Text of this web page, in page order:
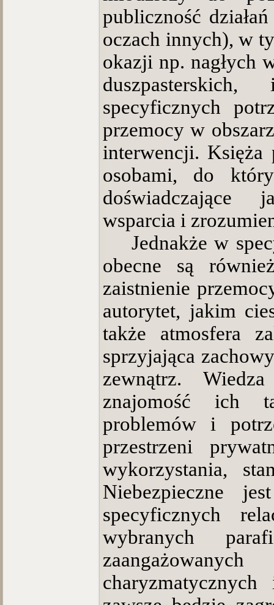
publiczność
oczach innych), w
okazji np. nagłych
specyficznych
przemocy w
interwencji. Księża
osobami, do
doświadczające
wsparcia i
Jednakże w
obecne są
zaistnienie
autorytet, jakim
także atmosfera
sprzyjająca
zewnątrz.
znajomość ich
problemów i
przestrzeni
wykorzystania,
Niebezpieczne
specyficznych
wybranych